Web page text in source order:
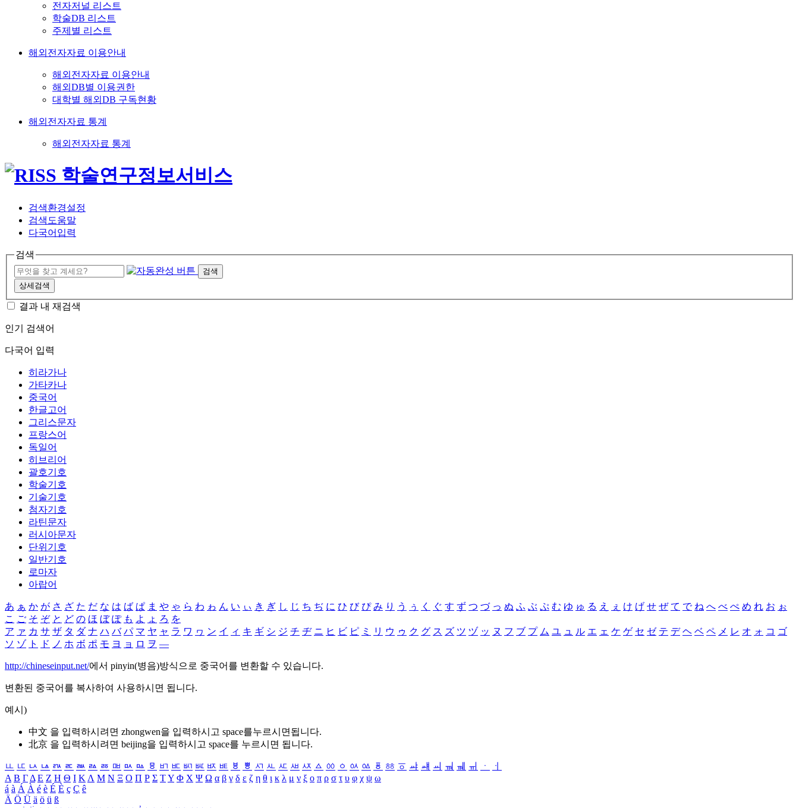
전자저널 리스트
학술DB 리스트
주제별 리스트
해외전자자료 이용안내
해외전자자료 이용안내
해외DB별 이용권한
대학별 해외DB 구독현황
해외전자자료 통계
해외전자자료 통계
검색환경설정
검색도움말
다국어입력
검색
검색
상세검색
결과 내 재검색
인기 검색어
다국어 입력
히라가나
가타카나
중국어
한글고어
그리스문자
프랑스어
독일어
히브리어
괄호기호
학술기호
기술기호
첨자기호
라틴문자
러시아문자
단위기호
일반기호
로마자
아랍어
あ ぁ か が さ ざ た だ な は ば ぱ ま や ゃ ら わ ゎ ん い ぃ き ぎ し じ ち ぢ に ひ び ぴ み り う ぅ く ぐ す ず つ づ っ ぬ ふ ぶ ぷ む ゆ ゅ る え ぇ け げ せ ぜ て で ね へ べ ぺ め れ お ぉ
こ ご そ ぞ と ど の ほ ぼ ぽ も よ ょ ろ を
ア ァ カ サ ザ タ ダ ナ ハ バ パ マ ヤ ャ ラ ワ ヮ ン イ ィ キ ギ シ ジ チ ヂ ニ ヒ ビ ピ ミ リ ウ ゥ ク グ ス ズ ツ ヅ ッ ヌ フ ブ プ ム ユ ュ ル エ ェ ケ ゲ セ ゼ テ デ ヘ ベ ペ メ レ オ ォ コ ゴ
ソ ゾ ト ド ノ ホ ボ ポ モ ヨ ョ ロ ヲ ―
http://chineseinput.net/에서 pinyin(병음)방식으로 중국어를 변환할 수 있습니다.
변환된 중국어를 복사하여 사용하시면 됩니다.
예시)
中文 을 입력하시려면 zhongwen을 입력하시고 space를누르시면됩니다.
北京 을 입력하시려면 beijing을 입력하시고 space를 누르시면 됩니다.
ㅥ ㅦ ㅧ ㅨ ㅩ ㅪ ㅫ ㅬ ㅭ ㅮ ㅯ ㅰ ㅱ ㅲ ㅳ ㅴ ㅵ ㅶ ㅷ ㅸ ㅹ ㅺ ㅻ ㅼ ㅽ ㅾ ㅿ ㆀ ㆁ ㆂ ㆃ ㆄ ㆅ ㆆ ㆇ ㆈ ㆉ ㆊ ㆋ ㆌ ㆍ
ㆎ
Α Β ΓΔ Ε Ζ Η Θ Ι ΚΛ Μ Ν Ξ Ο Π Ρ Σ ΤΥ Φ Χ Ψ Ω α β γ δ ε ζ η θ ι κ λ μ ν ξ ο π ρ σ τ υ φ χ ψ ω
á à Á À é è É È ç Ç ê
Ä Ö Ü ä ö ü ß